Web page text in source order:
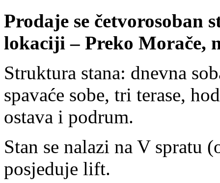
Prodaje se četvorosoban
lokaciji – Preko Morače,
Struktura stana: dnevna
spavaće sobe, tri terase,
ostava i podrum.
Stan se nalazi na V spratu
posjeduje lift.